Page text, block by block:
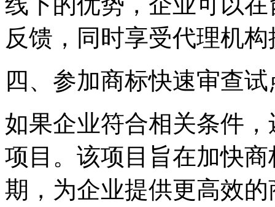
反馈，同时享受代理机
四、参加商标快速审查
如果企业符合相关条件
项目。该项目旨在加快
期，为企业提供更高效